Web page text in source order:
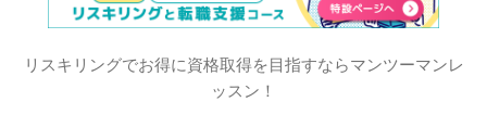
リスキリングでお得に資格取得を目指すならマンツーマンレ
ッスン！